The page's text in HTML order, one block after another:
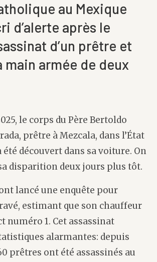
au Mexique
d’alerte après le
d’un prêtre et
main armée de deux
le corps du Père Bertoldo
prêtre à Mezcala, dans l’État
été découvert dans sa voiture. On
disparition deux jours plus tôt.
lancé une enquête pour
estimant que son chauffeur
numéro 1. Cet assassinat
alarmantes: depuis
prêtres ont été assassinés au